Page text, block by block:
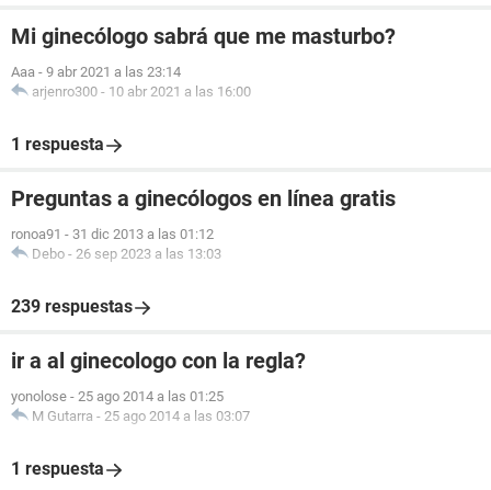
Mi ginecólogo sabrá que me masturbo?
Aaa - 9 abr 2021 a las 23:14
arjenro300 - 10 abr 2021 a las 16:00
1 respuesta
Preguntas a ginecólogos en línea gratis
ronoa91 - 31 dic 2013 a las 01:12
Debo - 26 sep 2023 a las 13:03
239 respuestas
ir a al ginecologo con la regla?
yonolose - 25 ago 2014 a las 01:25
M Gutarra - 25 ago 2014 a las 03:07
1 respuesta